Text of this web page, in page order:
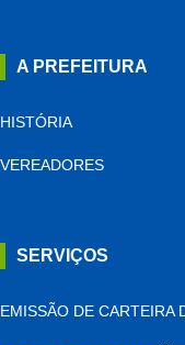
A PREFEITURA
HISTÓRIA
VEREADORES
SERVIÇOS
EMISSÃO DE CARTEIRA